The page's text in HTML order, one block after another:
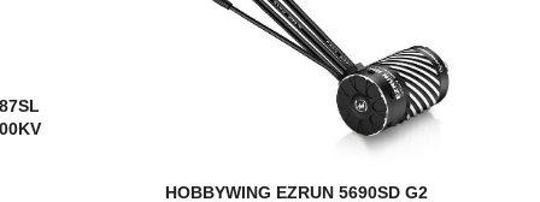
HOBBYWING EZRUN 5690SD G2